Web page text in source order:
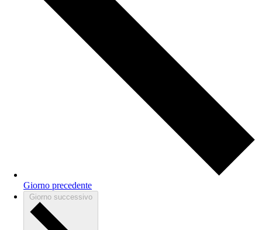
Giorno precedente
Giorno successivo